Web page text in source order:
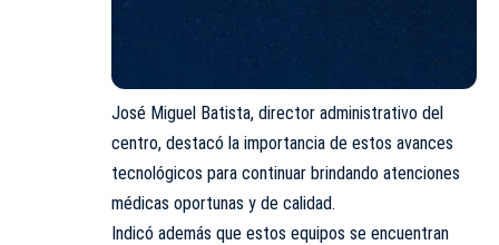
José Miguel Batista, director administrativo del
centro, destacó la importancia de estos avances
tecnológicos para continuar brindando atenciones
médicas oportunas y de calidad.
Indicó además que estos equipos se encuentran